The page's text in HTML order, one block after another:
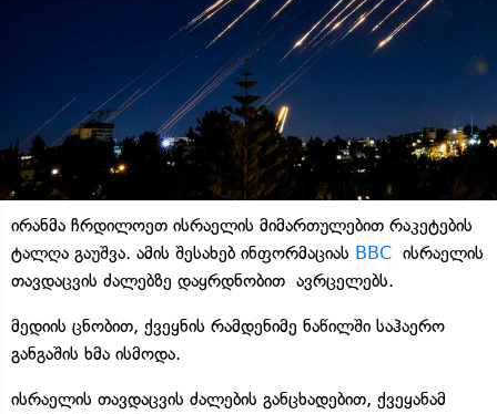
ირანმა ჩრდილოეთ ისრაელის მიმართულებით რაკეტების
ტალღა გაუშვა. ამის შესახებ ინფორმაციას BBC ისრაელის
თავდაცვის ძალებზე დაყრდნობით ავრცელებს.
მედიის ცნობით, ქვეყნის რამდენიმე ნაწილში საჰაერო
განგაშის ხმა ისმოდა.
ისრაელის თავდაცვის ძალების განცხადებით, ქვეყანამ